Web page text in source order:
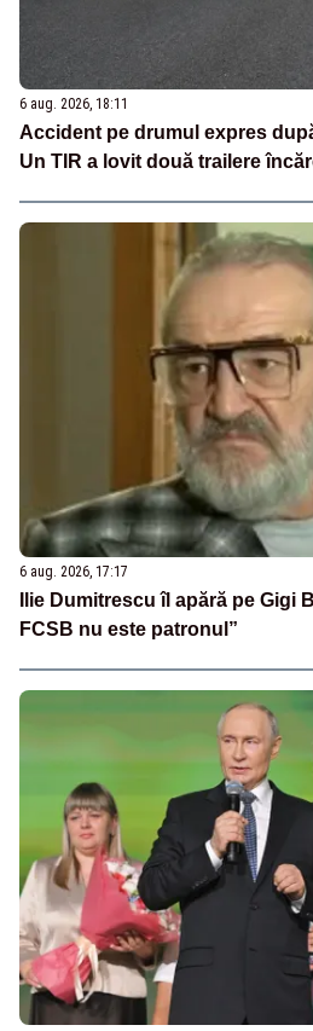
6 aug. 2026, 18:11
Accident pe drumul expres
Un TIR a lovit două trailere
6 aug. 2026, 17:17
Ilie Dumitrescu îl apără pe Gigi
FCSB nu este patronul”